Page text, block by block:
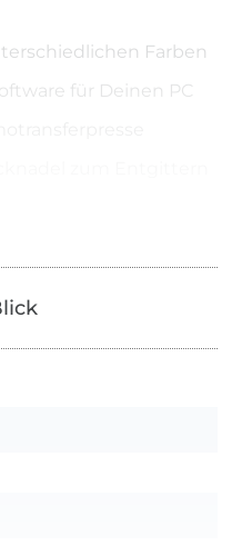
Farben
für Deinen PC